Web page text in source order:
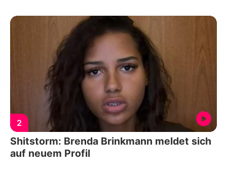
2
Shitstorm: Brenda Brinkmann meldet sich
auf neuem Profil